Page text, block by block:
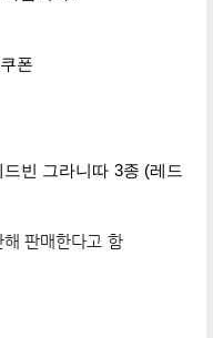
폰
드빈 그라니따 3종 (레드
판매한다고 함